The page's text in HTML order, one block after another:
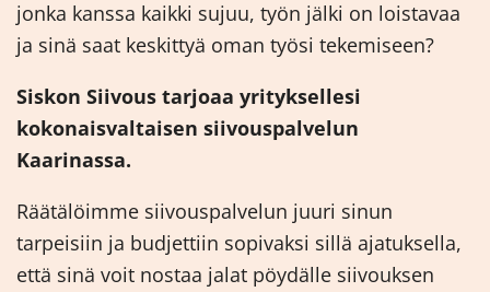
jonka kanssa kaikki sujuu, työn jälki on loistavaa
ja sinä saat keskittyä oman työsi tekemiseen?
Siskon Siivous tarjoaa yrityksellesi
kokonaisvaltaisen siivouspalvelun
Kaarinassa.
Räätälöimme siivouspalvelun juuri sinun
tarpeisiin ja budjettiin sopivaksi sillä ajatuksella,
että sinä voit nostaa jalat pöydälle siivouksen